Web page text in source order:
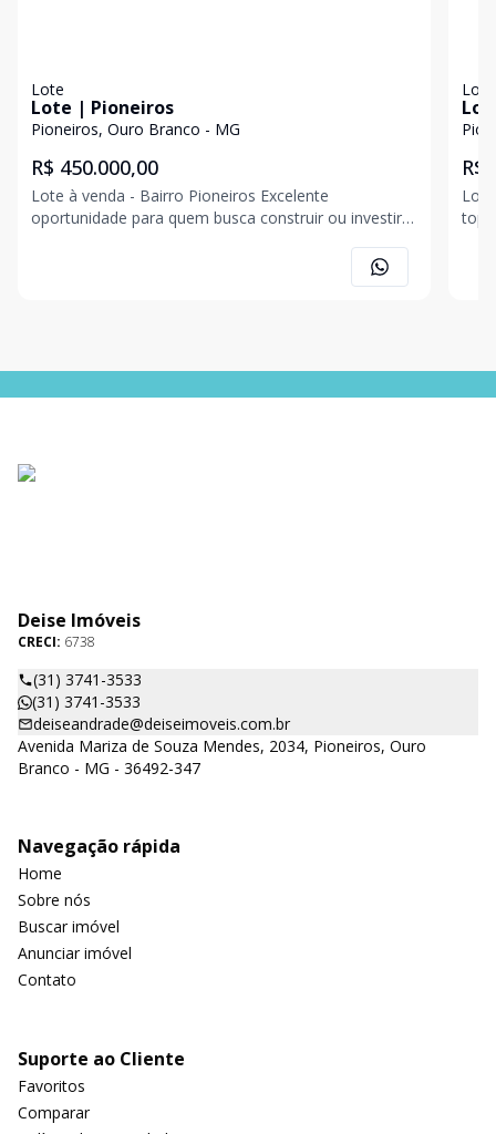
Lote
Lote | Pioneiros
Pioneiros, Ouro Branco - MG
R$ 450.000,00
Lote à venda - Bairro Pioneiros Excelente
oportunidade para quem busca construir ou investir
com 515,85 m², oferecendo amplo espaço para a
realização de projetos residenciais ou comerciais,
Lote
R$
Deise Imóveis
CRECI: 6738
(31) 3741-3533
(31) 3741-3533
deiseandrade@deiseimoveis.com.br
Avenida Mariza de Souza Mendes, 2034, Pioneiros, Ouro
Branco - MG - 36492-347
Navegação rápida
Home
Sobre nós
Buscar imóvel
Anunciar imóvel
Contato
Suporte ao Cliente
Favoritos
Comparar